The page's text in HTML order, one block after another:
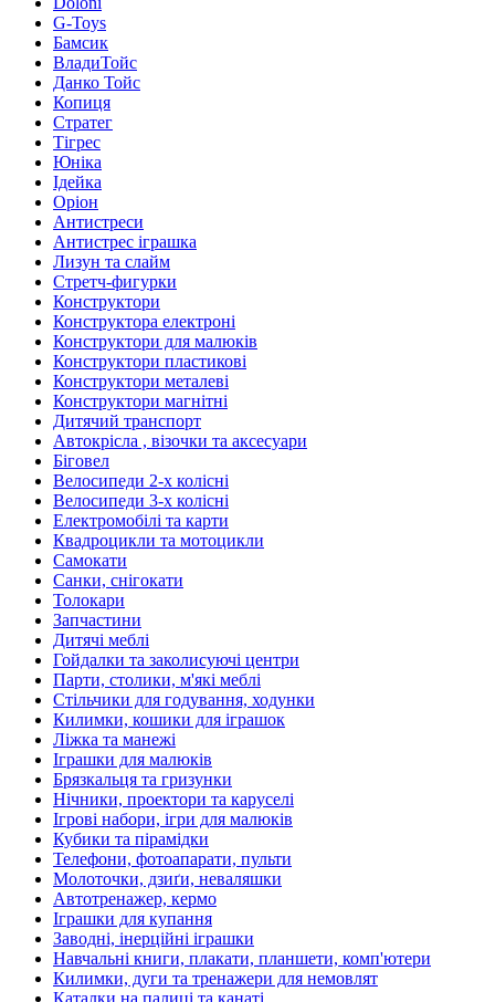
G-Toys
Бамсик
ВладиТойс
Данко Тойс
Копиця
Стратег
Тігрес
Юніка
Ідейка
Оріон
Антистреси
Антистрес іграшка
Лизун та слайм
Стретч-фигурки
Конструктори
Конструктора електроні
Конструктори для малюків
Конструктори пластикові
Конструктори металеві
Конструктори магнітні
Дитячий транспорт
Автокрісла , візочки та аксесуари
Біговел
Велосипеди 2-х колісні
Велосипеди 3-х колісні
Електромобілі та карти
Квадроцикли та мотоцикли
Самокати
Санки, снігокати
Толокари
Запчастини
Дитячі меблі
Гойдалки та заколисуючі центри
Парти, столики, м'які меблі
Стільчики для годування, ходунки
Килимки, кошики для іграшок
Ліжка та манежі
Іграшки для малюків
Брязкальця та гризунки
Нічники, проектори та каруселі
Ігрові набори, ігри для малюків
Кубики та пірамідки
Телефони, фотоапарати, пульти
Молоточки, дзиґи, неваляшки
Автотренажер, кермо
Іграшки для купання
Заводні, інерційні іграшки
Навчальні книги, плакати, планшети, комп'ютери
Килимки, дуги та тренажери для немовлят
Каталки на палиці та канаті